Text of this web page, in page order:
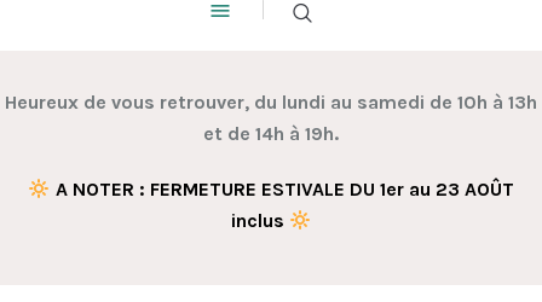
Heureux de vous retrouver, du lundi au samedi de 10h à 13h
et de 14h à 19h.
A NOTER : FERMETURE ESTIVALE DU 1er au 23 AOÛT
inclus